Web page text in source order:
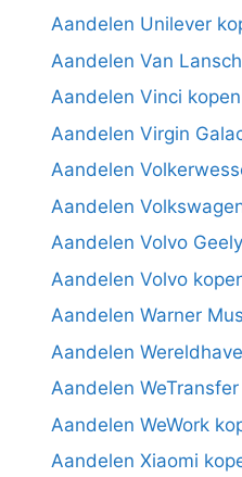
Aandelen Unilever
Aandelen Van
Aandelen Vinci kopen
Aandelen Virgin
Aandelen
Aandelen
Aandelen Volvo
Aandelen Volvo
Aandelen Warner
Aandelen
Aandelen
Aandelen WeWork
Aandelen Xiaomi